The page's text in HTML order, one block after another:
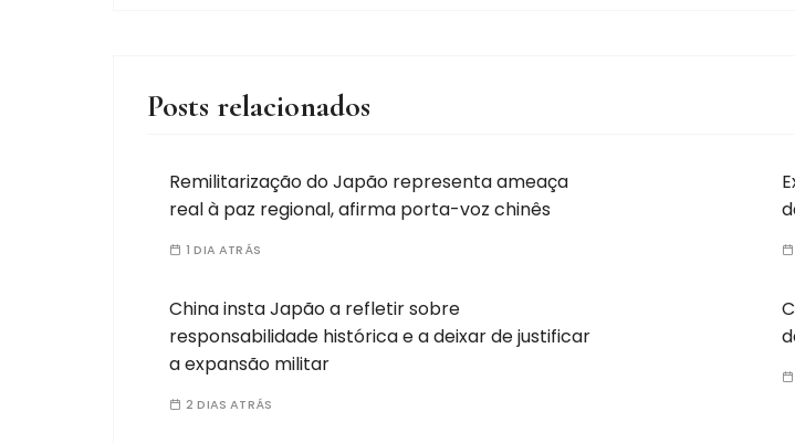
Posts relacionados
Remilitarização do Japão representa ameaça
real à paz regional, afirma porta-voz chinês
1 DIA ATRÁS
China insta Japão a refletir sobre
responsabilidade histórica e a deixar de justificar
a expansão militar
2 DIAS ATRÁS